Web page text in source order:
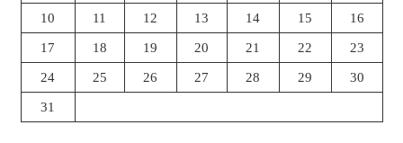
10 11 12 13 14 15 16
17 18 19 20 21 22 23
24 25 26 27 28 29 30
31